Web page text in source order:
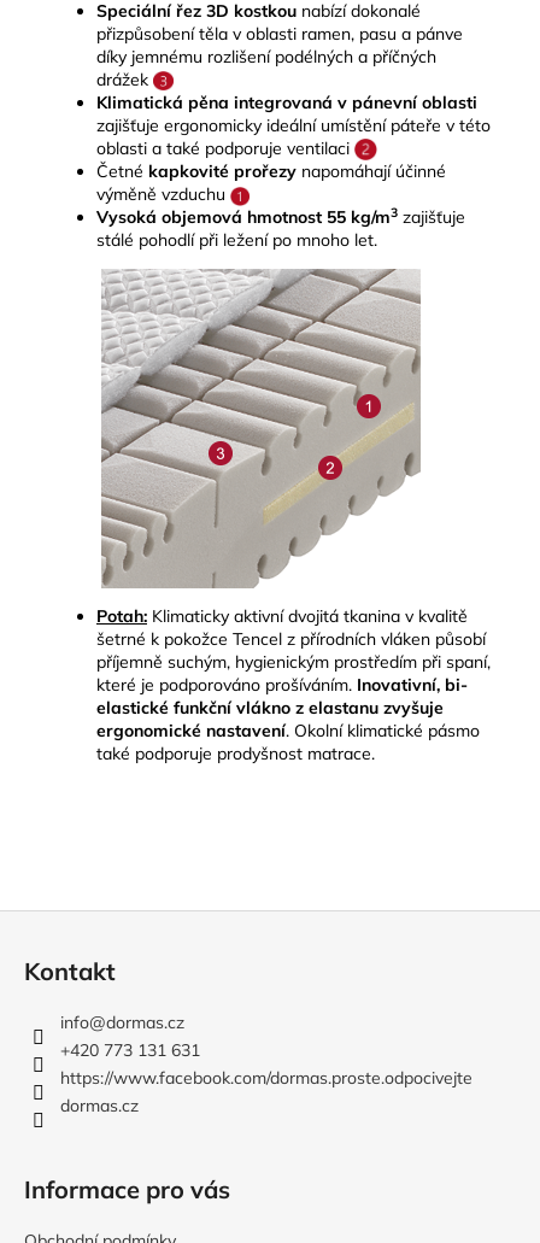
Speciální řez 3D kostkou nabízí dokonalé
přizpůsobení těla v oblasti ramen, pasu a pánve
díky jemnému rozlišení podélných a příčných
drážek
Klimatická pěna integrovaná v pánevní oblasti
zajišťuje ergonomicky ideální umístění páteře v této
oblasti a také podporuje ventilaci
Četné kapkovité prořezy napomáhají účinné
výměně vzduchu
Vysoká objemová hmotnost 55 kg/m3 zajišťuje
stálé pohodlí při ležení po mnoho let.
Potah: Klimaticky aktivní dvojitá tkanina v kvalitě
šetrné k pokožce Tencel z přírodních vláken působí
příjemně suchým, hygienickým prostředím při spaní,
které je podporováno prošíváním. Inovativní, bi-
elastické funkční vlákno z elastanu zvyšuje
ergonomické nastavení. Okolní klimatické pásmo
také podporuje prodyšnost matrace.
Kontakt
info@dormas.cz
+420 773 131 631
https://www.facebook.com/dormas.proste.odpocivejte
dormas.cz
Informace pro vás